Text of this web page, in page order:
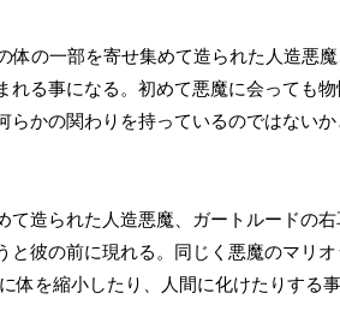
体の一部を寄せ集めて造られた人造悪
れる事になる。初めて悪魔に会っても
かの関わりを持っているのではないか
て造られた人造悪魔、ガートルードの
と彼の前に現れる。同じく悪魔のマリ
体を縮小したり、人間に化けたりする事